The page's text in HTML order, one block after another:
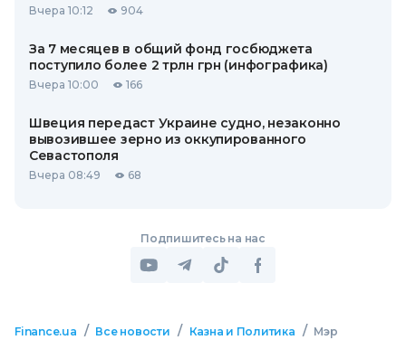
Вчера 10:12 904
За 7 месяцев в общий фонд госбюджета
поступило более 2 трлн грн (инфографика)
Вчера 10:00 166
Швеция передаст Украине судно, незаконно
вывозившее зерно из оккупированного
Севастополя
Вчера 08:49 68
Подпишитесь на нас
Finance.ua / Все новости / Казна и Политика / Мэр